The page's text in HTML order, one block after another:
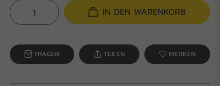
IN DEN WARENKORB
FRAGEN TEILEN MERKEN